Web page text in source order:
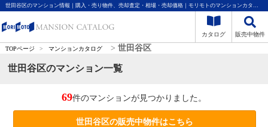
世田谷区のマンション情報｜購入・売り物件、売却査定・相場・売却価格｜モリモトのマンションカタログ
カタログ 販売中物件
TOPページ > マンションカタログ > 世田谷区
世田谷区のマンション一覧
69件のマンションが見つかりました。
世田谷区の販売中物件はこちら